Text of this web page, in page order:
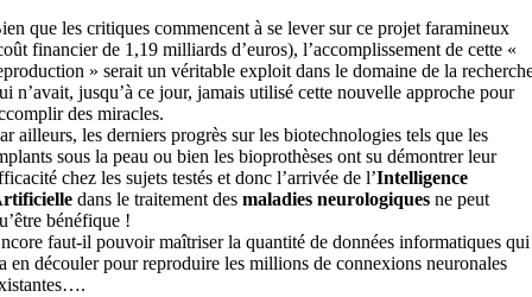
que les critiques commencent à se lever sur ce projet faramineux
financier de 1,19 milliards d’euros), l’accomplissement de cette «
» serait un véritable exploit dans le domaine de la
n’avait, jusqu’à ce jour, jamais utilisé cette nouvelle approche pour
des miracles.
ailleurs, les derniers progrès sur les biotechnologies tels que les
sous la peau ou bien les bioprothèses ont su démontrer leur
chez les sujets testés et donc l’arrivée de l’Intelligence
dans le traitement des maladies neurologiquesne peut
bénéfique !
faut-il pouvoir maîtriser la quantité de données informatiques qui
en découler pour reproduire les millions de connexions neuronales